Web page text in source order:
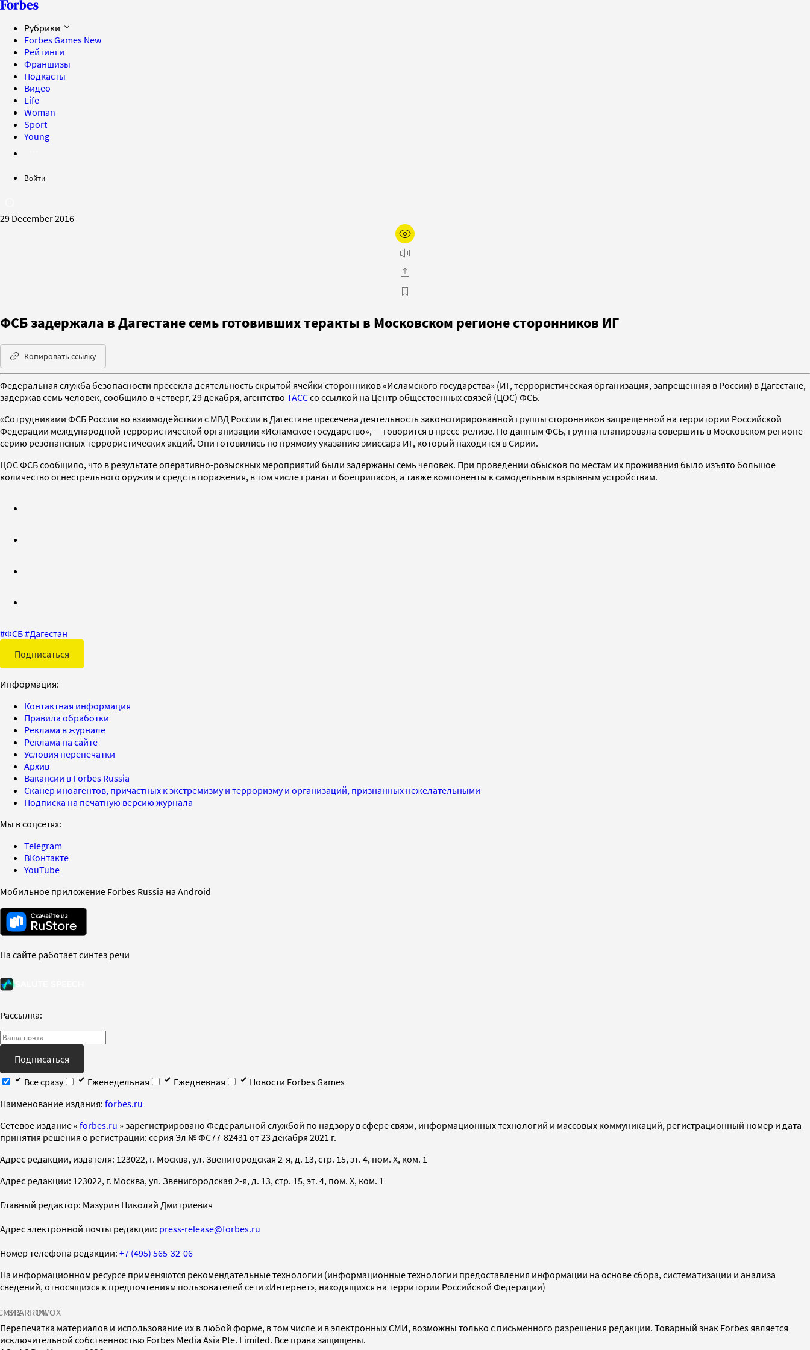
Рубрики
Forbes Games New
Рейтинги
Франшизы
Подкасты
Видео
Life
Woman
Sport
Young
Войти
29 December 2016
ФСБ задержала в Дагестане семь готовивших теракты в Московском регионе сторонников ИГ
Копировать ссылку
Федеральная служба безопасности пресекла деятельность скрытой ячейки сторонников «Исламского государства» (ИГ, террористическая организация, запрещенная в России) в Дагестане,
задержав семь человек, сообщило в четверг, 29 декабря, агентство ТАССсо ссылкой на Центр общественных связей (ЦОС) ФСБ.
«Сотрудниками ФСБ России во взаимодействии с МВД России в Дагестане пресечена деятельность законспирированной группы сторонников запрещенной на территории Российской
Федерации международной террористической организации «Исламское государство», — говорится в пресс-релизе. По данным ФСБ, группа планировала совершить в Московском регионе
серию резонансных террористических акций. Они готовились по прямому указанию эмиссара ИГ, который находится в Сирии.
ЦОС ФСБ сообщило, что в результате оперативно-розыскных мероприятий были задержаны семь человек. При проведении обысков по местам их проживания было изъято большое
количество огнестрельного оружия и средств поражения, в том числе гранат и боеприпасов, а также компоненты к самодельным взрывным устройствам.
#ФСБ#Дагестан
Подписаться
Информация:
Контактная информация
Правила обработки
Реклама в журнале
Реклама на сайте
Условия перепечатки
Архив
Вакансии в Forbes Russia
Сканер иноагентов, причастных к экстремизму и терроризму и организаций, признанных нежелательными
Подписка на печатную версию журнала
Мы в соцсетях:
Telegram
ВКонтакте
YouTube
Мобильное приложение Forbes Russia на Android
На сайте работает синтез речи
Рассылка:
Подписаться
Все сразу
Еженедельная Ежедневная
Новости Forbes Games
Наименование издания: forbes.ru
Cетевое издание « forbes.ru » зарегистрировано Федеральной службой по надзору в сфере связи, информационных технологий и массовых коммуникаций, регистрационный номер и дата
принятия решения о регистрации: серия Эл № ФС77-82431 от 23 декабря 2021 г.
Адрес редакции, издателя: 123022, г. Москва, ул. Звенигородская 2-я, д. 13, стр. 15, эт. 4, пом. X, ком. 1
Адрес редакции: 123022, г. Москва, ул. Звенигородская 2-я, д. 13, стр. 15, эт. 4, пом. X, ком. 1
Главный редактор: Мазурин Николай Дмитриевич
Адрес электронной почты редакции: press-release@forbes.ru
Номер телефона редакции: +7 (495) 565-32-06
На информационном ресурсе применяются рекомендательные технологии (информационные технологии предоставления информации на основе сбора, систематизации и анализа
сведений, относящихся к предпочтениям пользователей сети «Интернет», находящихся на территории Российской Федерации)
SPARROWINFOX
Перепечатка материалов и использование их в любой форме, в том числе и в электронных СМИ, возможны только с письменного разрешения редакции. Товарный знак Forbes является
исключительной собственностью Forbes Media Asia Pte. Limited. Все права защищены.